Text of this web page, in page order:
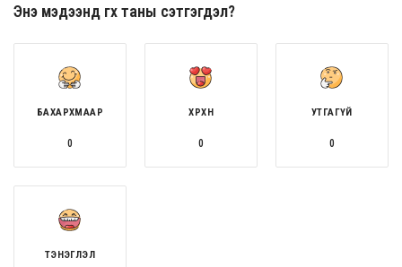
Энэ мэдээнд өгөх таны сэтгэгдэл?
БАХАРХМААР
0
ХӨӨРХӨН
0
УТГАГҮЙ
0
ТЭНЭГЛЭЛ